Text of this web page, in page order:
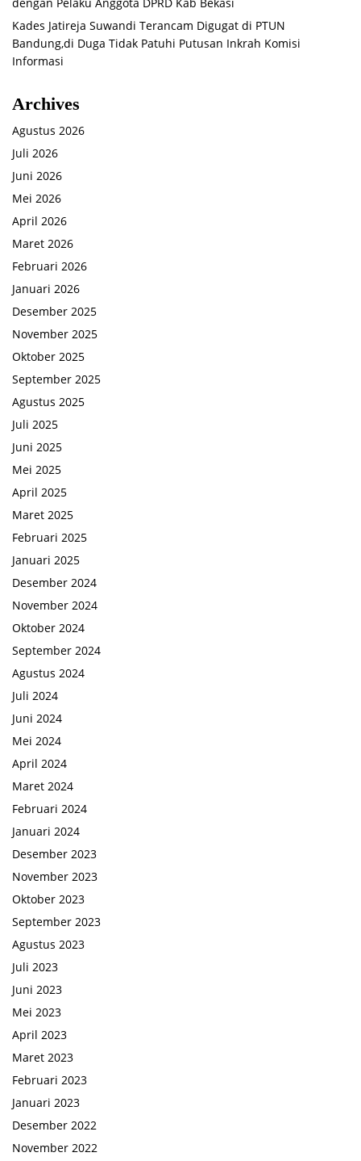
Kades Jatireja Suwandi Terancam Digugat di PTUN
Bandung,di Duga Tidak Patuhi Putusan Inkrah Komisi
Informasi
Archives
Agustus 2026
Juli 2026
Juni 2026
Mei 2026
April 2026
Maret 2026
Februari 2026
Januari 2026
Desember 2025
November 2025
Oktober 2025
September 2025
Agustus 2025
Juli 2025
Juni 2025
Mei 2025
April 2025
Maret 2025
Februari 2025
Januari 2025
Desember 2024
November 2024
Oktober 2024
September 2024
Agustus 2024
Juli 2024
Juni 2024
Mei 2024
April 2024
Maret 2024
Februari 2024
Januari 2024
Desember 2023
November 2023
Oktober 2023
September 2023
Agustus 2023
Juli 2023
Juni 2023
Mei 2023
April 2023
Maret 2023
Februari 2023
Januari 2023
Desember 2022
November 2022